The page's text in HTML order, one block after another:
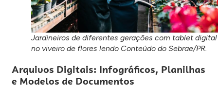
Jardineiros de diferentes gerações com tablet digital
no viveiro de flores lendo Conteúdo do Sebrae/PR.
Arquivos Digitais: Infográficos, Planilhas
e Modelos de Documentos